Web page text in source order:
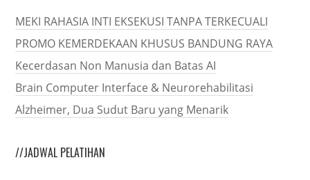
MEKI RAHASIA INTI EKSEKUSI TANPA TERKECUALI
PROMO KEMERDEKAAN KHUSUS BANDUNG RAYA
Kecerdasan Non Manusia dan Batas AI
Brain Computer Interface & Neurorehabilitasi
Alzheimer, Dua Sudut Baru yang Menarik
//JADWAL PELATIHAN